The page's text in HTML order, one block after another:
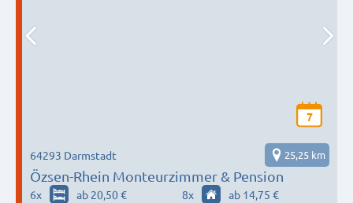
7
Özsen-Rhein Monteurzimmer & Pension
64293 Darmstadt 25,25 km
6x ab 20,50 € 8x
ab 14,75 €